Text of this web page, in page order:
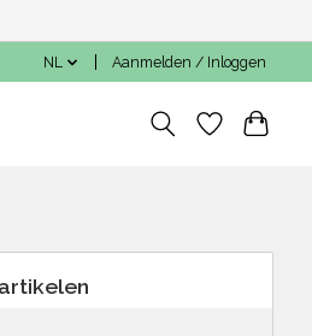
NL Aanmelden / Inloggen